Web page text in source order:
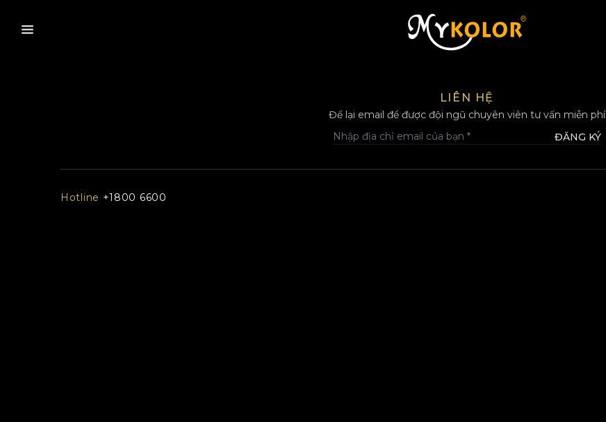
MYKOLOR
LIÊN HỆ
Để lại email để được đội ngũ chuyên viên tư vấn miễn phí
ĐĂNG KÝ
Hotline +1800 6600